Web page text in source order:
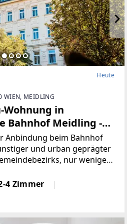
Heute
WIEN, MEIDLING
in
Bahnhof Meidling -
Anbindung beim Bahnhof
und urban geprägter
nur wenige
Meidling entfernt,
Wiener Altbauhaus
4 Zimmer